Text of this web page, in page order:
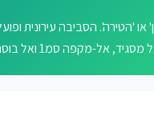
מקפה סמ1 ואל בוסתאן סמ5.